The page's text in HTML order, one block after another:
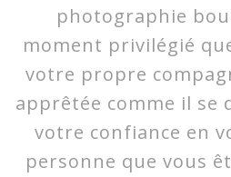
photographie
moment privilégié
votre propre
apprêtée comme il
votre confiance en
personne que vous